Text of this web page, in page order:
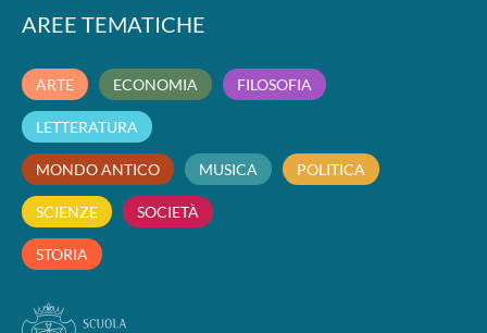
AREE TEMATICHE
ARTE ECONOMIA FILOSOFIA
LETTERATURA
MONDO ANTICO MUSICA POLITICA
SCIENZE SOCIETÀ
STORIA